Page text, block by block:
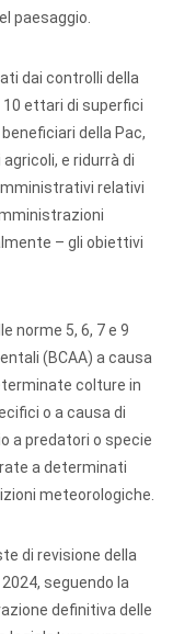
paesaggio.
dai controlli della
ettari di superfici
della Pac,
e ridurrà di
relativi
– gli obiettivi
norme 5, 6, 7 e 9
(BCAA) a causa
colture in
o a causa di
a predatori o specie
a determinati
meteorologiche.
di revisione della
seguendo la
definitiva delle